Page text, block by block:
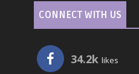
CONNECT WITH US
34.2k likes